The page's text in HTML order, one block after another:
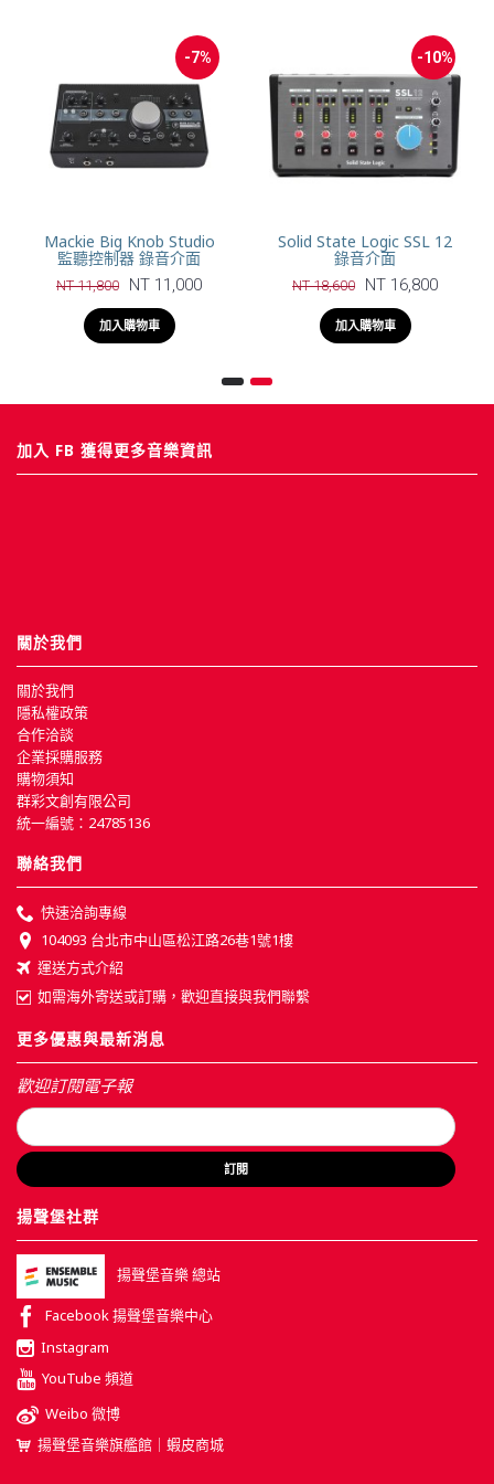
-7%
Mackie Big Knob Studio
監聽控制器 錄音介面
NT 11,800 NT 11,000
加入購物車
-10%
Solid State Logic SSL 12
錄音介面
NT 18,600 NT 16,800
加入購物車
加入 FB 獲得更多音樂資訊
關於我們
關於我們
隱私權政策
合作洽談
企業採購服務
購物須知
群彩文創有限公司
統一編號：24785136
聯絡我們
快速洽詢專線
104093 台北市中山區松江路26巷1號1樓
運送方式介紹
如需海外寄送或訂購，歡迎直接與我們聯繫
更多優惠與最新消息
歡迎訂閱電子報
訂閱
揚聲堡社群
揚聲堡音樂 總站
Facebook 揚聲堡音樂中心
Instagram
YouTube 頻道
Weibo 微博
揚聲堡音樂旗艦館｜蝦皮商城